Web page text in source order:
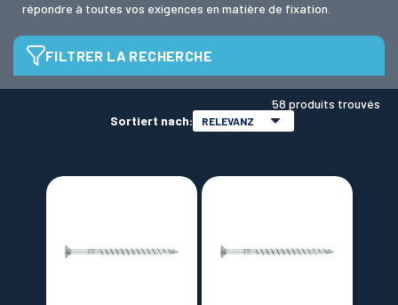
LAMES SCIES RUBAN
répondre à toutes vos exigences en matière de fixation.
FILTRER LA RECHERCHE
Empreinte
Dimensions vis
Finition
58 produits trouvés
Sortiert nach:
RELEVANZ